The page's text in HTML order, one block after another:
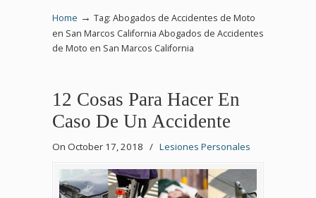
Home → Tag: Abogados de Accidentes de Moto
en San Marcos California Abogados de Accidentes
de Moto en San Marcos California
12 Cosas Para Hacer En
Caso De Un Accidente
On October 17, 2018 / Lesiones Personales